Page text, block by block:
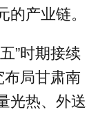
产业链。
”时期接续
布局甘肃南
光热、外送